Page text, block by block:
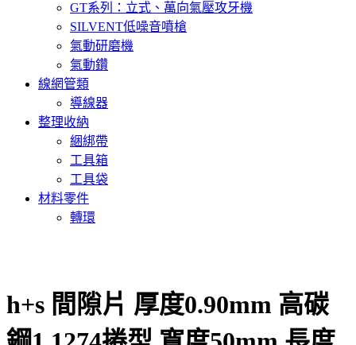
GT系列：立式、萬向氣壓攻牙機
SILVENT低噪音噴槍
氣動研磨機
氣動鑽
線網管類
導線器
整理收納
綑綁帶
工具箱
工具袋
材料零件
轉環
h+s 間隙片 厚度0.90mm 高碳